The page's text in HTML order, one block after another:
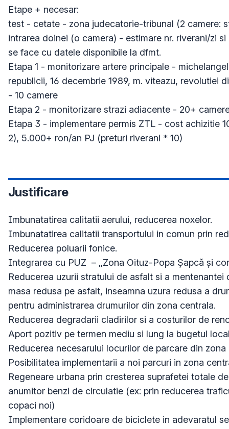
Etape + necesar:
test - cetate - zona judecatorie-tribunal (2 camere:
intrarea doinei (o camera) - estimare nr. riverani/zi
se face cu datele disponibile la dfmt.
Etapa 1 - monitorizare artere principale -
republicii, 16 decembrie 1989, m. viteazu, revolutiei
- 10 camere
Etapa 2 - monitorizare strazi adiacente - 20+
Etapa 3 - implementare permis ZTL - cost achizitie
Justificare
Imbunatatirea calitatii aerului, reducerea noxelor.
Imbunatatirea calitatii transportului in comun prin
Reducerea poluarii fonice.
Integrarea cu PUZ  – „Zona Oituz-Popa Șapcă și
Reducerea uzurii stratului de asfalt si a
masa redusa pe asfalt, inseamna uzura redusa a
pentru administrarea drumurilor din zona centrala.
Reducerea degradarii cladirilor si a costurilor de
Aport pozitiv pe termen mediu si lung la bugetul
Reducerea necesarului locurilor de parcare din zona
Posibilitatea implementarii a noi parcuri in zona
Regeneare urbana prin cresterea suprafetei totale
anumitor benzi de circulatie (ex: prin reducerea
copaci noi)
Implementare coridoare de biciclete in adevaratul